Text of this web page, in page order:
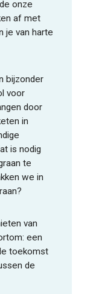
onze
af met
je van harte
bijzonder
voor
door
in
is nodig
te
we in
van
een
toekomst
de